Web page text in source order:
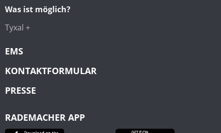
Was ist möglich?
Tyxal +
EMS
KONTAKTFORMULAR
PRESSE
RADEMACHER APP